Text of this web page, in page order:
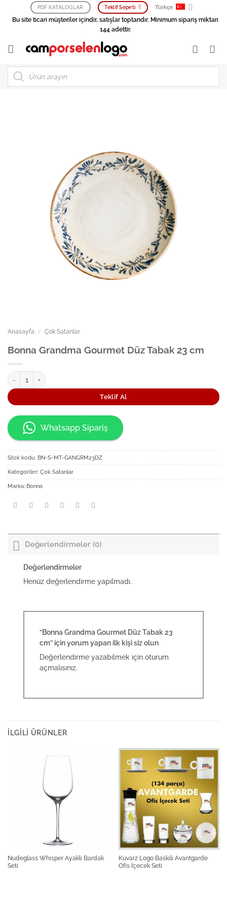
PDF KATALOGLAR Teklif Sepeti Türkçe
Bu site ticari müşteriler içindir, satışlar toptandır. Minimum sipariş miktarı
144 adettir.
Products
search
Anasayfa / Çok Satanlar
Bonna Grandma Gourmet Düz Tabak 23 cm
Bonna Grandma Gourmet Düz Tabak 23 cm adet
Teklif Al
Whatsapp Sipariş
Stok kodu: BN-S-MT-GANGRM23DZ
Kategoriler: Çok Satanlar
Marka: Bonna
Değerlendirmeler (0)
Değerlendirmeler
Henüz değerlendirme yapılmadı.
“Bonna Grandma Gourmet Düz Tabak 23
cm” için yorum yapan ilk kişi siz olun
Değerlendirme yazabilmek içinoturum
açmalısınız.
İLGILI ÜRÜNLER
Nudeglass Whisper Ayaklı Bardak
Seti
Kuvarz Logo Baskılı Avantgarde
Ofis İçecek Seti